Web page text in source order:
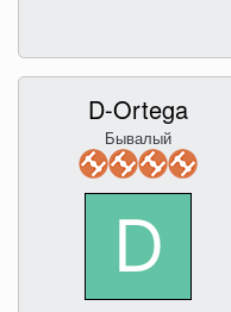
D-Ortega
Бывалый